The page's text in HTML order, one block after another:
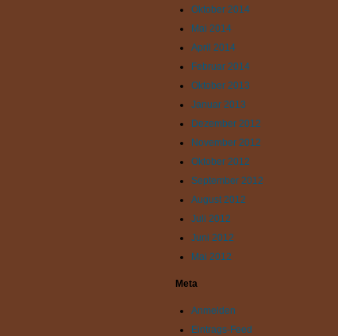
Oktober 2014
Mai 2014
April 2014
Februar 2014
Oktober 2013
Januar 2013
Dezember 2012
November 2012
Oktober 2012
September 2012
August 2012
Juli 2012
Juni 2012
Mai 2012
Meta
Anmelden
Eintrags-Feed